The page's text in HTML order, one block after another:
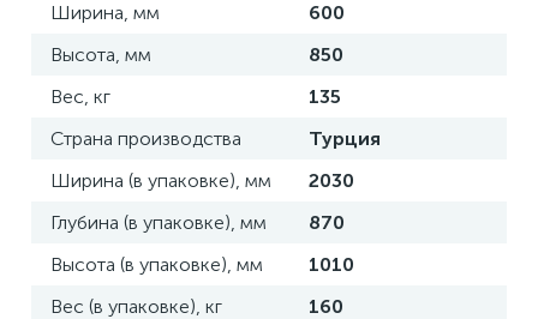
Ширина, мм
600
Высота, мм
850
Вес, кг
135
Страна производства
Турция
Ширина (в упаковке), мм
2030
Глубина (в упаковке), мм
870
Высота (в упаковке), мм
1010
Вес (в упаковке), кг
160